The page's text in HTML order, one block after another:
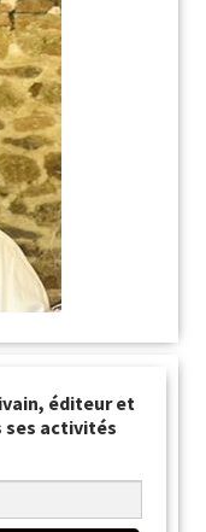
éditeur et
ses activités